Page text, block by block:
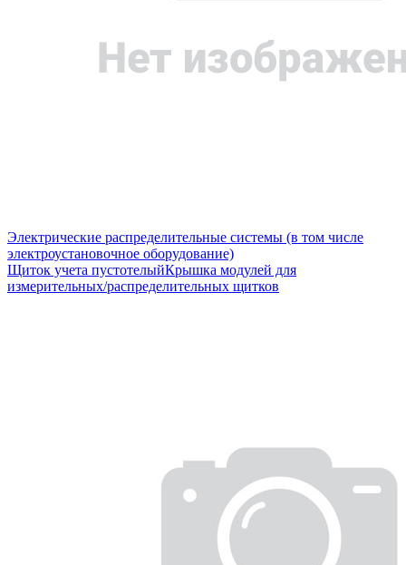
Электрические распределительные системы (в том числе
электроустановочное оборудование)
Щиток учета пустотелыйКрышка модулей для
измерительных/распределительных щитков